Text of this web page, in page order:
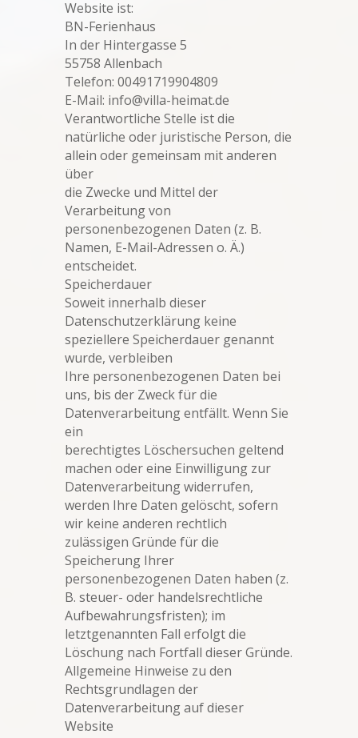
Website ist:
BN-Ferienhaus
In der Hintergasse 5
55758 Allenbach
Telefon: 00491719904809
E-Mail: info@villa-heimat.de
Verantwortliche Stelle ist die
natürliche oder juristische Person, die
allein oder gemeinsam mit anderen
über
die Zwecke und Mittel der
Verarbeitung von
personenbezogenen Daten (z. B.
Namen, E-Mail-Adressen o. Ä.)
entscheidet.
Speicherdauer
Soweit innerhalb dieser
Datenschutzerklärung keine
speziellere Speicherdauer genannt
wurde, verbleiben
Ihre personenbezogenen Daten bei
uns, bis der Zweck für die
Datenverarbeitung entfällt. Wenn Sie
ein
berechtigtes Löschersuchen geltend
machen oder eine Einwilligung zur
Datenverarbeitung widerrufen,
werden Ihre Daten gelöscht, sofern
wir keine anderen rechtlich
zulässigen Gründe für die
Speicherung Ihrer
personenbezogenen Daten haben (z.
B. steuer- oder handelsrechtliche
Aufbewahrungsfristen); im
letztgenannten Fall erfolgt die
Löschung nach Fortfall dieser Gründe.
Allgemeine Hinweise zu den
Rechtsgrundlagen der
Datenverarbeitung auf dieser
Website